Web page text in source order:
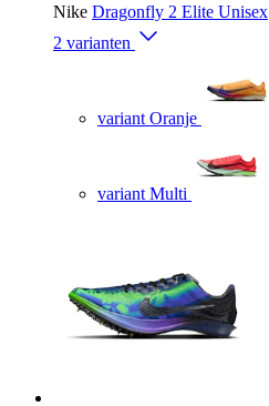
Nike Dragonfly 2 Elite Unisex
2 varianten
variant Oranje
variant Multi